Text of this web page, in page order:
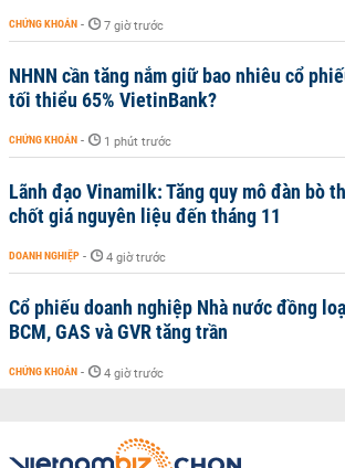
CHỨNG KHOÁN - 7 giờ trước
NHNN cần tăng nắm giữ bao nhiêu cổ
tối thiểu 65% VietinBank?
CHỨNG KHOÁN - 1 phút trước
Lãnh đạo Vinamilk: Tăng quy mô đàn bò
chốt giá nguyên liệu đến tháng 11
DOANH NGHIỆP - 4 giờ trước
Cổ phiếu doanh nghiệp Nhà nước đồng
BCM, GAS và GVR tăng trần
CHỨNG KHOÁN - 4 giờ trước